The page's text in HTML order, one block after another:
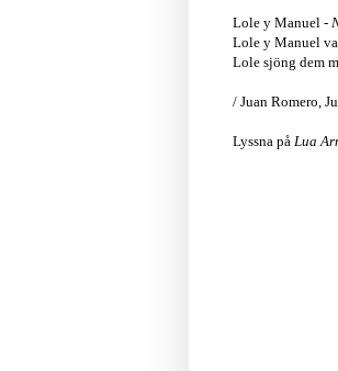
Lole y Manuel -
Lole y Manuel
Lole sjöng dem
/ Juan Romero,
Lyssna på Lua